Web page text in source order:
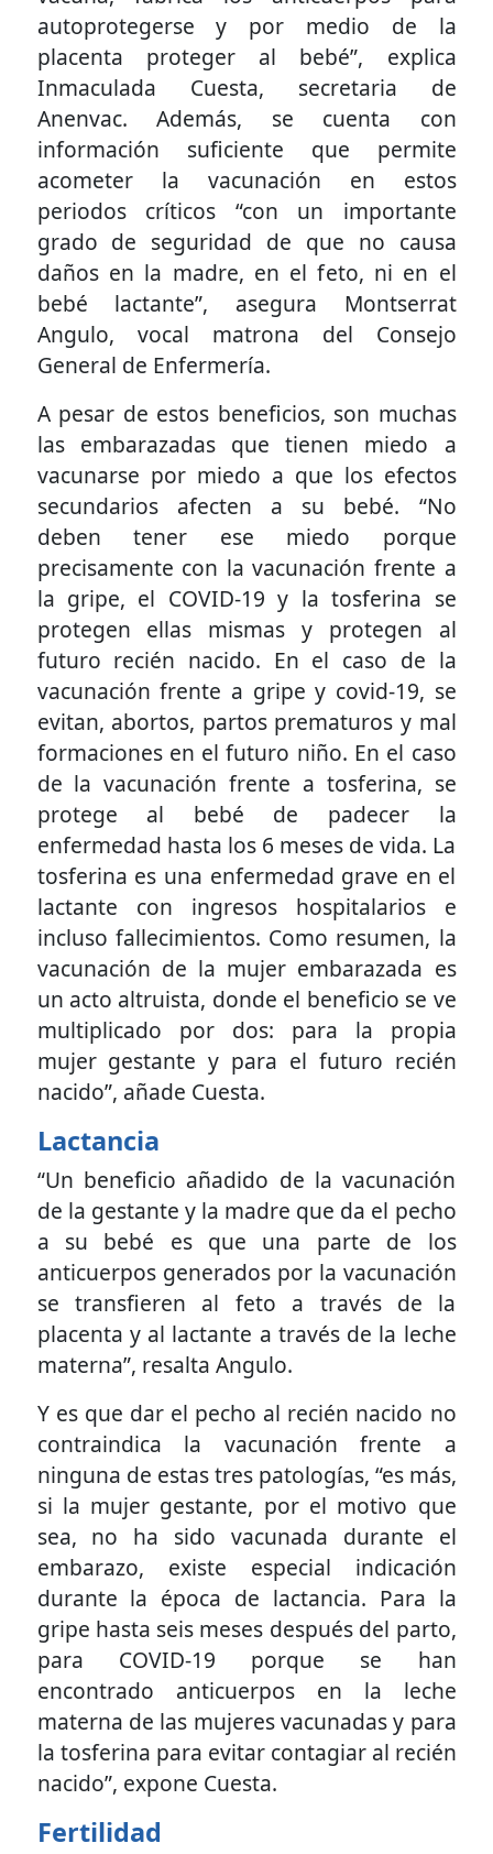
autoprotegerse y por medio de la
placenta proteger al bebé”, explica
Inmaculada Cuesta, secretaria de
Anenvac. Además, se cuenta con
información suficiente que permite
acometer la vacunación en estos
periodos críticos “con un importante
grado de seguridad de que no causa
daños en la madre, en el feto, ni en el
bebé lactante”, asegura Montserrat
Angulo, vocal matrona del Consejo
General de Enfermería.
A pesar de estos beneficios, son muchas
las embarazadas que tienen miedo a
vacunarse por miedo a que los efectos
secundarios afecten a su bebé. “No
deben tener ese miedo porque
precisamente con la vacunación frente a
la gripe, el COVID-19 y la tosferina se
protegen ellas mismas y protegen al
futuro recién nacido. En el caso de la
vacunación frente a gripe y covid-19, se
evitan, abortos, partos prematuros y mal
formaciones en el futuro niño. En el caso
de la vacunación frente a tosferina, se
protege al bebé de padecer la
enfermedad hasta los 6 meses de vida. La
tosferina es una enfermedad grave en el
lactante con ingresos hospitalarios e
incluso fallecimientos. Como resumen, la
vacunación de la mujer embarazada es
un acto altruista, donde el beneficio se ve
multiplicado por dos: para la propia
mujer gestante y para el futuro recién
nacido”, añade Cuesta.
Lactancia
“Un beneficio añadido de la vacunación
de la gestante y la madre que da el pecho
a su bebé es que una parte de los
anticuerpos generados por la vacunación
se transfieren al feto a través de la
placenta y al lactante a través de la leche
materna”, resalta Angulo.
Y es que dar el pecho al recién nacido no
contraindica la vacunación frente a
ninguna de estas tres patologías, “es más,
si la mujer gestante, por el motivo que
sea, no ha sido vacunada durante el
embarazo, existe especial indicación
durante la época de lactancia. Para la
gripe hasta seis meses después del parto,
para COVID-19 porque se han
encontrado anticuerpos en la leche
materna de las mujeres vacunadas y para
la tosferina para evitar contagiar al recién
nacido”, expone Cuesta.
Fertilidad